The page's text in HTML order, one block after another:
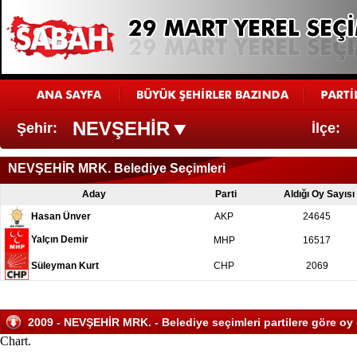
Şehir: NEVŞEHİR İlçe:
NEVŞEHİR MRK. Belediye Seçimleri
Aday Parti
Aldığı Oy Sayısı
Hasan Ünver
AKP 24645
Yalçın Demir MHP 16517
Süleyman Kurt CHP 2069
2009 - NEVŞEHİR MRK. - Belediye seçimleri partilere göre oy
Chart.